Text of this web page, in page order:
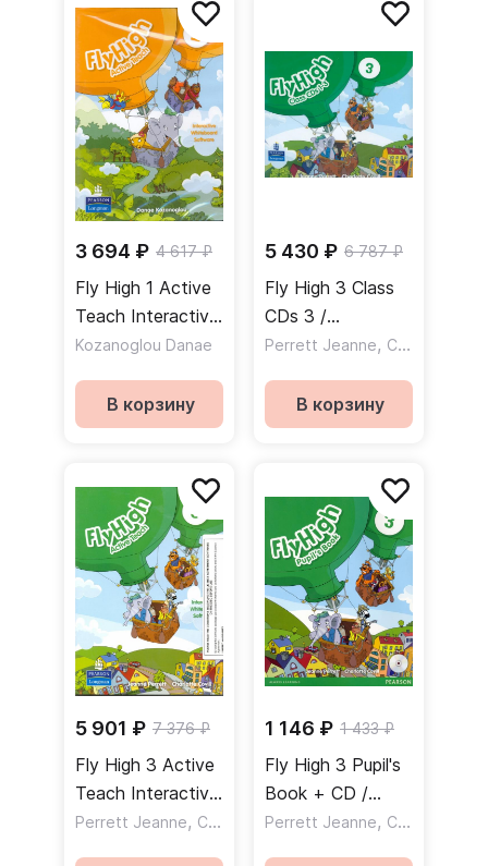
3 694 ₽ 4 617 ₽
Fly High 1 Active
Teach Interactive
Whiteboard
Rom / CD c
программным
для
интерактивной
доски
Kozanoglou Danae
В корзину
5 430 ₽ 6 787 ₽
Fly High 3 Class
CDs 3 /
Аудиодиски
Perrett Jeanne, Covill Charlotte
В корзину
5 901 ₽ 7 376 ₽
Fly High 3 Active
Teach Interactive
Whiteboard
Perrett Jeanne, Covill Charlotte
1 146 ₽ 1 433 ₽
Fly High 3 Pupil's
Book + CD /
Учебник +CD
Perrett Jeanne, Covill Charlotte